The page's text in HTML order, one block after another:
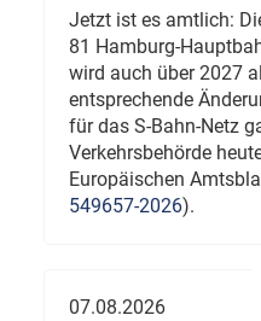
Jetzt ist es amtlich:
81 Hamburg-
wird auch über 2027
entsprechende
für das S-Bahn-Netz
Verkehrsbehörde
Europäischen
549657-2026).
07.08.2026